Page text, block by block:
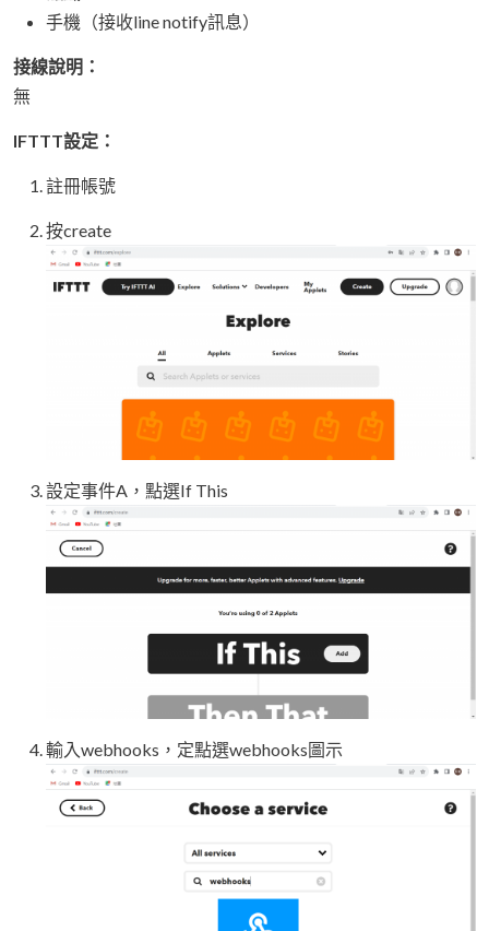
手機（接收line notify訊息）
接線說明：
無
IFTTT設定：
註冊帳號
按create
設定事件A，點選If This
輸入webhooks，定點選webhooks圖示